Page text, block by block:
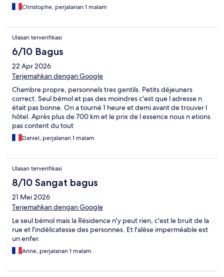
Christophe, perjalanan 1 malam
Ulasan terverifikasi
6/10 Bagus
22 Apr 2026
Terjemahkan dengan Google
Chambre propre, personnels tres gentils. Petits déjeuners
correct. Seul bémol et pas des moindres c'est que l adresse n
était pas bonne. On a tourné 1 heure et demi avant de trouver l
hôtel. Après plus de 700 km et le prix de l essence nous n etions
pas content du tout
Daniel, perjalanan 1 malam
Ulasan terverifikasi
8/10 Sangat bagus
21 Mei 2026
Terjemahkan dengan Google
Le seul bémol mais la Résidence n'y peut rien, c'est le bruit de la
rue et l'indélicatesse des personnes. Et l'alèse imperméable est
un enfer.
Anne, perjalanan 1 malam